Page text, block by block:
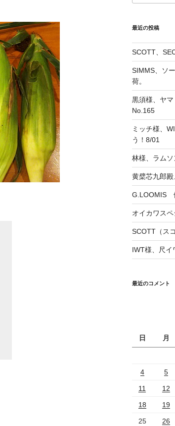
最近の投稿
SCOTT、
SIMMS、ソ
荷。
黒須様、ヤ
No.165
ミッチ様、
う！8/01
林様、ラムソ
黄檗芯九郎
G.LOOMIS
オイカワスペ
SCOTT（ス
IWT様、尺イ
最近のコメント
日
月
4 5
11 12
18 19
25 26